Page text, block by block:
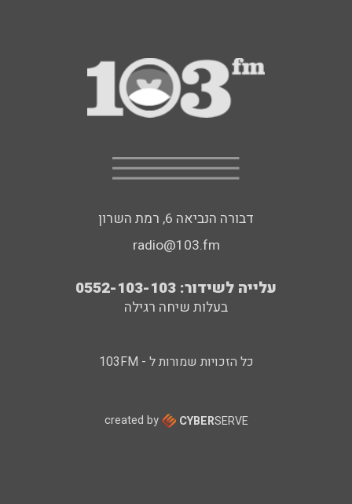
דבורה הנביאה 6, רמת השרון
radio@103.fm
עלייה לשידור: 0552-103-103
בעלות שיחה רגילה
כל הזכויות שמורות ל - 103FM
created by CYBERSERVE